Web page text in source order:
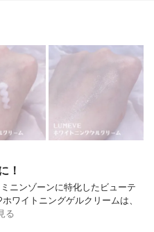
！
ニンゾーンに特化したビューテ
ワイトニングゲルクリームは、
る